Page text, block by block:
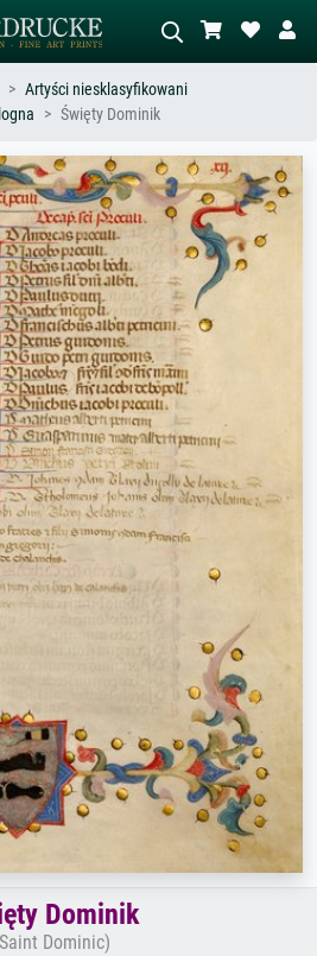
– np.
Opisz scenę – np. zielona łąka,
abstrakcja z czerwienią, ciemny olej,
stojący akt obok drzewa.
Artyści niesklasyfikowani
Święty Dominik
Dominik
Dominic)